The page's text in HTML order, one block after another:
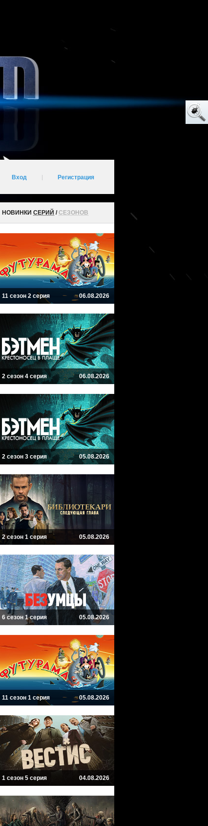
Вход Регистрация
НОВИНКИ СЕРИЙ /СЕЗОНОВ
11 сезон 2 серия 06.08.2026
2 сезон 4 серия 06.08.2026
2 сезон 3 серия 05.08.2026
2 сезон 1 серия 05.08.2026
6 сезон 1 серия 05.08.2026
11 сезон 1 серия 05.08.2026
1 сезон 5 серия 04.08.2026